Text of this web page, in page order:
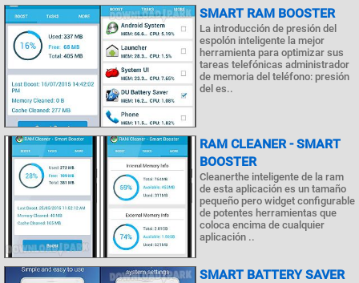
SMART RAM BOOSTER
La introducción de presión del
espolón inteligente la mejor
herramienta para optimizar sus
tareas telefónicas administrador
de memoria del teléfono: presión
del es..
RAM CLEANER - SMART
BOOSTER
Cleanerthe inteligente de la ram
de esta aplicación es un tamaño
pequeño pero widget configurable
de potentes herramientas que
coloca encima de cualquier
aplicación ..
SMART BATTERY SAVER